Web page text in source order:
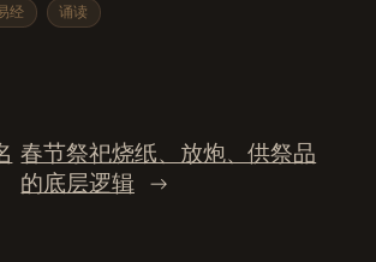
经 诵读
春节祭祀烧纸、放炮、供祭品
的底层逻辑 →